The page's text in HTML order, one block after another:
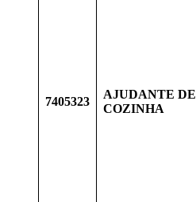
7405323
AJUDANTE DE
COZINHA